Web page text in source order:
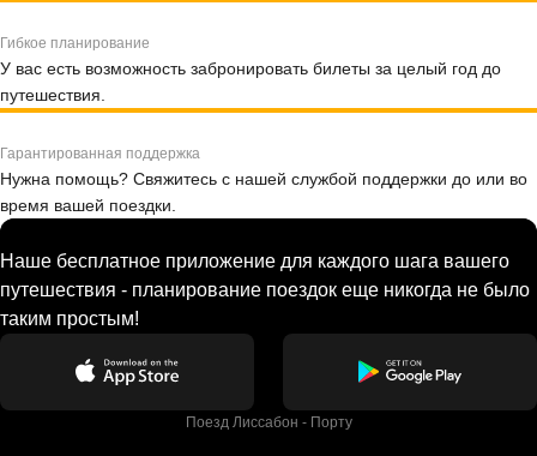
Гибкое планирование
У вас есть возможность забронировать билеты за целый год до
путешествия.
Гарантированная поддержка
Нужна помощь? Свяжитесь с нашей службой поддержки до или во
время вашей поездки.
Наше бесплатное приложение для каждого шага вашего
путешествия - планирование поездок еще никогда не было
таким простым!
Поезд Лиссабон - Порту